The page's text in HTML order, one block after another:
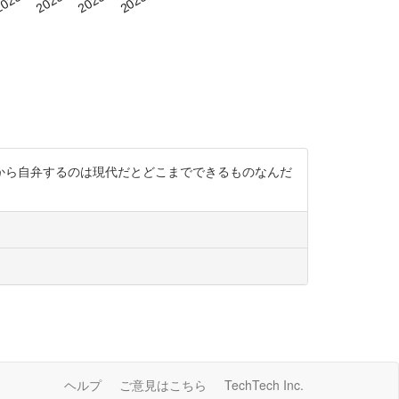
自弁するのは現代だとどこまでできるものなんだ
ヘルプ ご意見はこちら TechTech Inc.